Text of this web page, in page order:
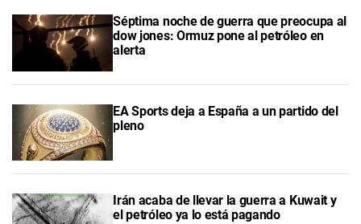
Séptima noche de guerra que preocupa al
dow jones: Ormuz pone al petróleo en
alerta
EA Sports deja a España a un partido del
pleno
Irán acaba de llevar la guerra a Kuwait y
el petróleo ya lo está pagando